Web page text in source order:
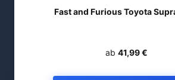
Fast and Furious Toyota
ab 41,99 €